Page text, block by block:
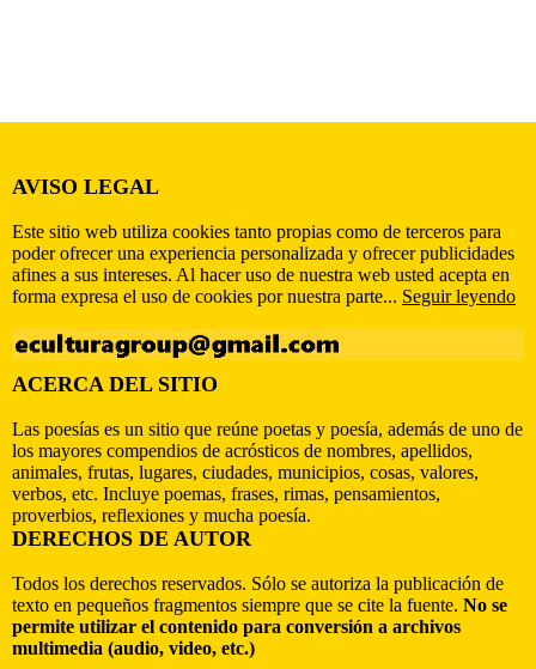
AVISO LEGAL
Este sitio web utiliza cookies tanto propias como de terceros para
poder ofrecer una experiencia personalizada y ofrecer publicidades
afines a sus intereses. Al hacer uso de nuestra web usted acepta en
forma expresa el uso de cookies por nuestra parte... Seguir leyendo
ACERCA DEL SITIO
Las poesías es un sitio que reúne poetas y poesía, además de uno de
los mayores compendios de acrósticos de nombres, apellidos,
animales, frutas, lugares, ciudades, municipios, cosas, valores,
verbos, etc. Incluye poemas, frases, rimas, pensamientos,
proverbios, reflexiones y mucha poesía.
DERECHOS DE AUTOR
Todos los derechos reservados. Sólo se autoriza la publicación de
texto en pequeños fragmentos siempre que se cite la fuente. No se
permite utilizar el contenido para conversión a archivos
multimedia (audio, video, etc.)